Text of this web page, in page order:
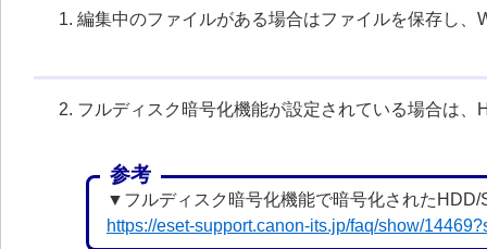
編集中のファイルがある場合はファイルを保存し
フルディスク暗号化機能が設定されている場合は、
参考
▼フルディスク暗号化機能で暗号化された
https://eset-support.canon-its.jp/faq/show/